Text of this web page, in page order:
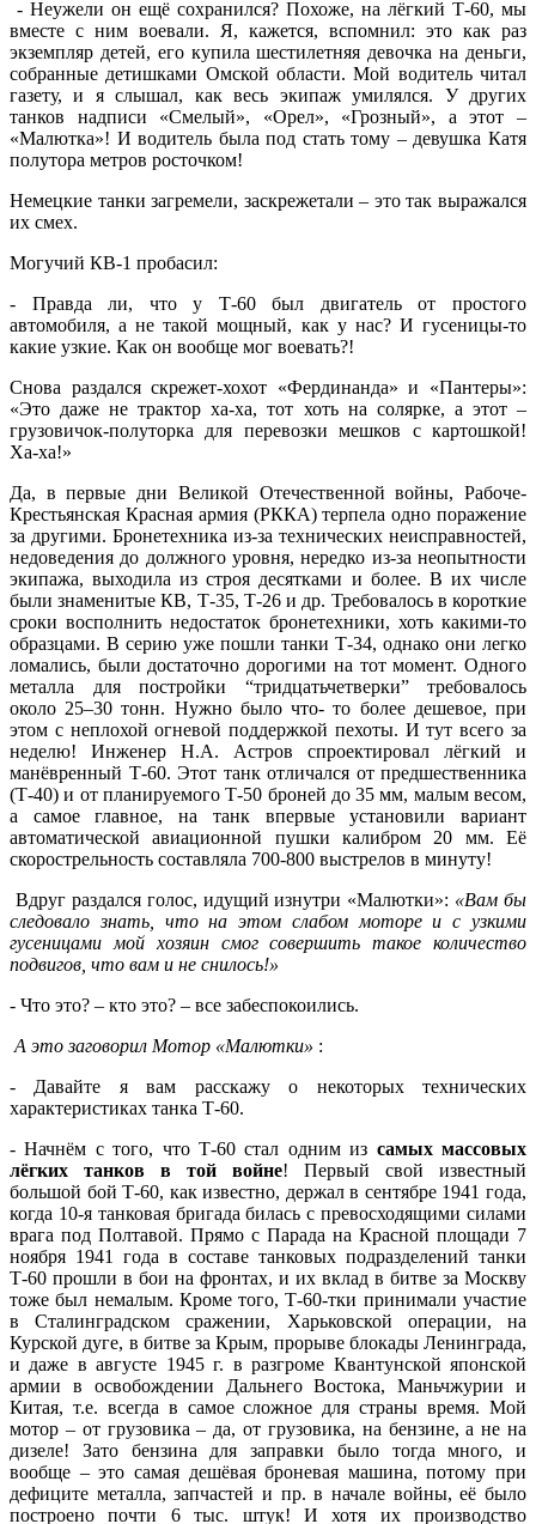
- Неужели он ещё сохранился? Похоже, на лёгкий Т-60, мы
вместе с ним воевали. Я, кажется, вспомнил: это как раз
экземпляр детей, его купила шестилетняя девочка на деньги,
собранные детишками Омской области. Мой водитель читал
газету, и я слышал, как весь экипаж умилялся. У других
танков надписи «Смелый», «Орел», «Грозный», а этот –
«Малютка»! И водитель была под стать тому – девушка Катя
полутора метров росточком!
Немецкие танки загремели, заскрежетали – это так выражался
их смех.
Могучий КВ-1 пробасил:
- Правда ли, что у Т-60 был двигатель от простого
автомобиля, а не такой мощный, как у нас? И гусеницы-то
какие узкие. Как он вообще мог воевать?!
Снова раздался скрежет-хохот «Фердинанда» и «Пантеры»:
«Это даже не трактор ха-ха, тот хоть на солярке, а этот –
грузовичок-полуторка для перевозки мешков с картошкой!
Ха-ха!»
Да, в первые дни Великой Отечественной войны, Рабоче-
Крестьянская Красная армия (РККА) терпела одно поражение
за другими. Бронетехника из-за технических неисправностей,
недоведения до должного уровня, нередко из-за неопытности
экипажа, выходила из строя десятками и более. В их числе
были знаменитые КВ, Т-35, Т-26 и др. Требовалось в короткие
сроки восполнить недостаток бронетехники, хоть какими-то
образцами. В серию уже пошли танки Т-34, однако они легко
ломались, были достаточно дорогими на тот момент. Одного
металла для постройки “тридцатьчетверки” требовалось
около 25–30 тонн. Нужно было что- то более дешевое, при
этом с неплохой огневой поддержкой пехоты. И тут всего за
неделю! Инженер Н.А. Астров спроектировал лёгкий и
манёвренный Т-60. Этот танк отличался от предшественника
(Т-40) и от планируемого Т-50 броней до 35 мм, малым весом,
а самое главное, на танк впервые установили вариант
автоматической авиационной пушки калибром 20 мм. Её
скорострельность составляла 700-800 выстрелов в минуту!
Вдруг раздался голос, идущий изнутри «Малютки»: «Вам бы
следовало знать, что на этом слабом моторе и с узкими
гусеницами мой хозяин смог совершить такое количество
подвигов, что вам и не снилось!»
- Что это? – кто это? – все забеспокоились.
А это заговорил Мотор «Малютки» :
- Давайте я вам расскажу о некоторых технических
характеристиках танка Т-60.
- Начнём с того, что Т-60 стал одним из самых массовых
лёгких танков в той войне! Первый свой известный
большой бой Т-60, как известно, держал в сентябре 1941 года,
когда 10-я танковая бригада билась с превосходящими силами
врага под Полтавой. Прямо с Парада на Красной площади 7
ноября 1941 года в составе танковых подразделений танки
Т-60 прошли в бои на фронтах, и их вклад в битве за Москву
тоже был немалым. Кроме того, Т-60-тки принимали участие
в Сталинградском сражении, Харьковской операции, на
Курской дуге, в битве за Крым, прорыве блокады Ленинграда,
и даже в августе 1945 г. в разгроме Квантунской японской
армии в освобождении Дальнего Востока, Маньчжурии и
Китая, т.е. всегда в самое сложное для страны время. Мой
мотор – от грузовика – да, от грузовика, на бензине, а не на
дизеле! Зато бензина для заправки было тогда много, и
вообще – это самая дешёвая броневая машина, потому при
дефиците металла, запчастей и пр. в начале войны, её было
построено почти 6 тыс. штук! И хотя их производство